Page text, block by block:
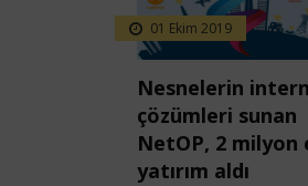
01 Ekim 2019
Nesnelerin
çözümleri sunan
NetOP, 2 milyon
yatırım aldı